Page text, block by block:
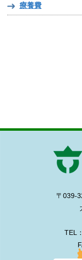
療養費
〒039-
TEL